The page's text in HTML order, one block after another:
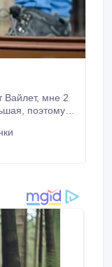
мне 2